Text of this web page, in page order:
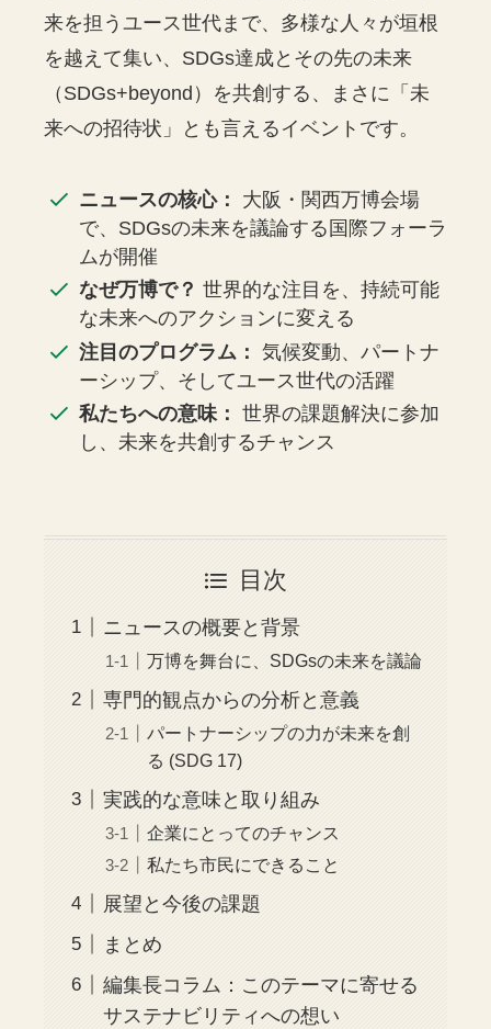
来を担うユース世代まで、多様な人々が垣根
を越えて集い、SDGs達成とその先の未来
（SDGs+beyond）を共創する、まさに「未
来への招待状」とも言えるイベントです。
ニュースの核心：
大阪・関西万博会場
で、SDGsの未来を議論する国際フォーラ
ムが開催
なぜ万博で？ 世界的な注目を、持続可能
な未来へのアクションに変える
注目のプログラム： 気候変動、パートナ
ーシップ、そしてユース世代の活躍
私たちへの意味： 世界の課題解決に参加
し、未来を共創するチャンス
目次
ニュースの概要と背景
万博を舞台に、SDGsの未来を議論
専門的観点からの分析と意義
パートナーシップの力が未来を創
る (SDG 17)
実践的な意味と取り組み
企業にとってのチャンス
私たち市民にできること
展望と今後の課題
まとめ
編集長コラム：このテーマに寄せる
サステナビリティへの想い